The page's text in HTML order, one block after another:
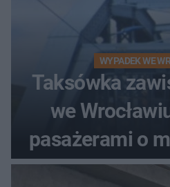
WYPADEK WE
Taksówka
we
pasażerami o
do